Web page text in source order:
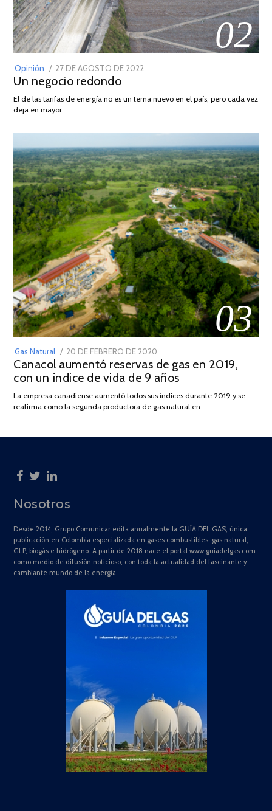
02
Opinión
POSTED
ON
27 DE AGOSTO DE 2022
DE
Un negocio redondo
El de las tarifas de energía no es un tema nuevo en el país, pero cada vez
deja en mayor …
03
Gas Natural
POSTED
ON
20 DE FEBRERO DE 2020
DE
JULIO
2025
Canacol aumentó reservas de gas en 2019,
con un índice de vida de 9 años
La empresa canadiense aumentó todos sus índices durante 2019 y se
reafirma como la segunda productora de gas natural en …
Nosotros
Desde 2014, Grupo Comunicar edita anualmente la GUÍA DEL GAS, única
publicación en Colombia especializada en gases combustibles: gas natural,
GLP, biogás e hidrógeno. A partir de 2018 nace el portal www.guiadelgas.com
como medio de difusión noticioso, con toda la actualidad del fascinante y
cambiante mundo de la energía.